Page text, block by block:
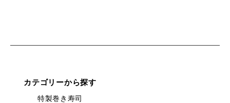
カテゴリーから探す
特製巻き寿司